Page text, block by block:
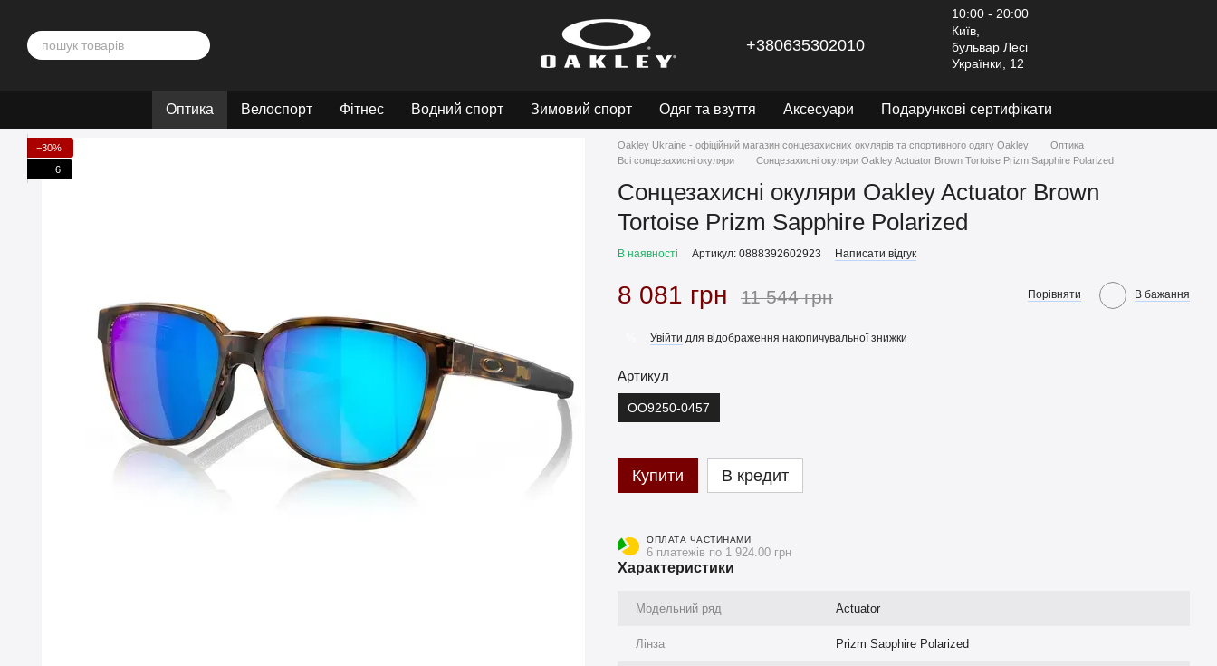
+380635302010
10:00 - 20:00
Київ,
бульвар Лесі
Українки, 12
Оптика Велоспорт Фітнес Водний спорт Зимовий спорт Одяг та взуття Аксесуари Подарункові сертифікати
−30%
6
Oakley Ukraine - офіційний магазин сонцезахисних окулярів та спортивного одягу Oakley
Оптика
Всі сонцезахисні окуляри
Cонцезахисні окуляри Oakley Actuator Brown Tortoise Prizm Sapphire Polarized
Cонцезахисні окуляри Oakley Actuator Brown
Tortoise Prizm Sapphire Polarized
В наявності Артикул: 0888392602923 Написати відгук
8 081 грн 11 544 грн Порівняти В бажання
Увійти для відображення накопичувальної знижки
Артикул
OO9250-0457
Купити В кредит
ОПЛАТА ЧАСТИНАМИ
6 платежів по 1 924.00 грн
Характеристики
Модельний ряд Actuator
Лінза Prizm Sapphire Polarized